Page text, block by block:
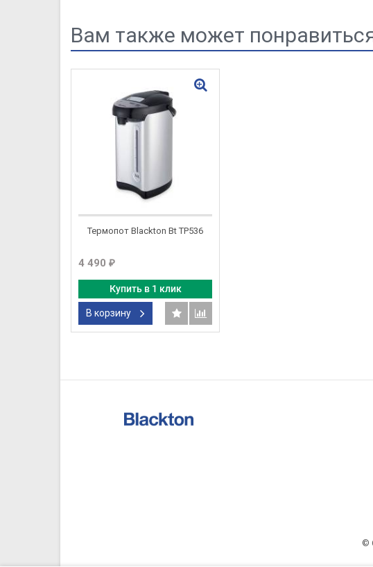
Вам также может
Термопот Blackton Bt TP536
4 490 ₽
Купить в 1 клик
В корзину
©